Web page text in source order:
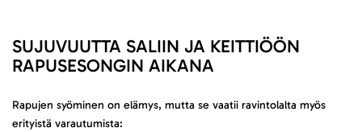
SUJUVUUTTA SALIIN JA KEITTIÖÖN
RAPUSESONGIN AIKANA
Rapujen syöminen on elämys, mutta se vaatii ravintolalta myös
erityistä varautumista: